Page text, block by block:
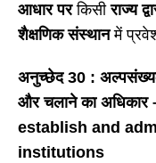
आधार परकिसीराज्य
शैक्षणिक संस्थानमें
अनुच्छेद 30 :
और चलाने का
establish and
institutions